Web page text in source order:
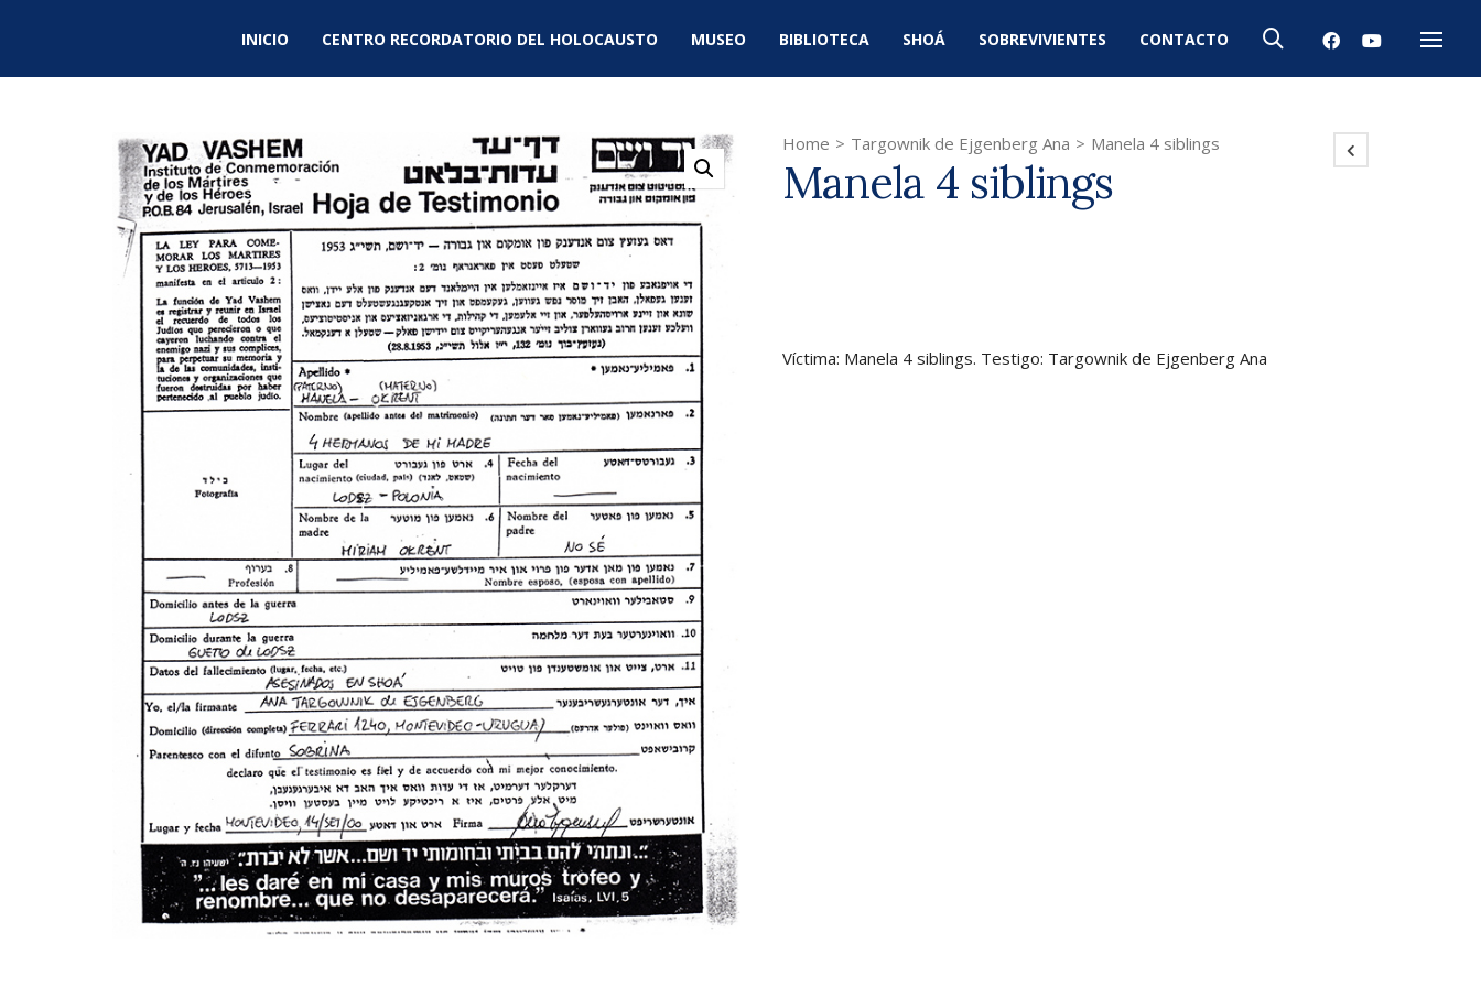
INICIO CENTRO RECORDATORIO DEL HOLOCAUSTO MUSEO BIBLIOTECA SHOÁ SOBREVIVIENTES CONTACTO
Menú
Home > Targownik de Ejgenberg Ana > Manela 4 siblings
Manela 4 siblings
Víctima: Manela 4 siblings. Testigo: Targownik de Ejgenberg Ana